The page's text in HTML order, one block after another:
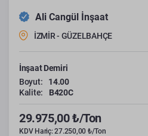
Ali Cangül İnşaat
İZMİR - GÜZELBAHÇE
İnşaat Demiri
Boyut:
14.00
Kalite:
B420C
29.975,00 ₺/Ton
KDV Hariç: 27.250,00 ₺/Ton